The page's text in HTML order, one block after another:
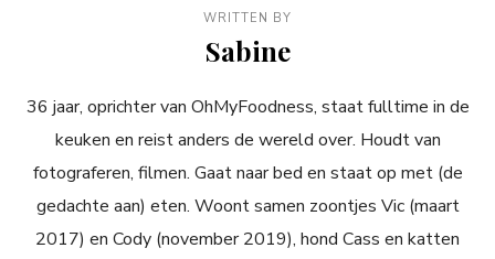
WRITTEN BY
Sabine
36 jaar, oprichter van OhMyFoodness, staat fulltime in de
keuken en reist anders de wereld over. Houdt van
fotograferen, filmen. Gaat naar bed en staat op met (de
gedachte aan) eten. Woont samen zoontjes Vic (maart
2017) en Cody (november 2019), hond Cass en katten